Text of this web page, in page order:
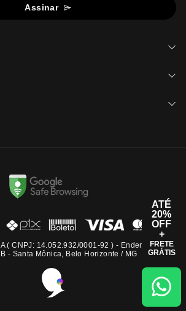
Assinar
( CNPJ: 14.052.932/0001-92 ) - Endereço: Rua
- Santa Mônica, Belo Horizonte / MG
ATÉ
20%
OFF
+
FRETE
GRÁTIS